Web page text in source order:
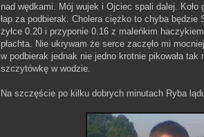
nad wędkami. Mój wujek i Ojciec spali dalej.
łap za podbierak. Cholera ciężko to chyba
żyłce 0.20 i przyponie 0.16 z maleńkim
płachta. Nie ukrywam że serce zaczęło mi
w podbierak jednak nie jedno krotnie pikowała
szczytówkę w wodzie.
Na szczęście po kilku dobrych minutach Ryba